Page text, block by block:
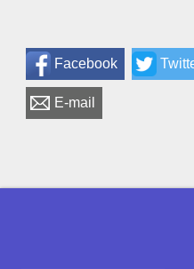
Facebook
E-mail